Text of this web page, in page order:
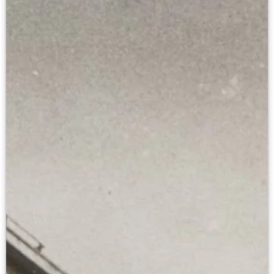
Современная наука и границы синтеза
Виртуальные коллекции
Виртуальные 3D туры по выставкам